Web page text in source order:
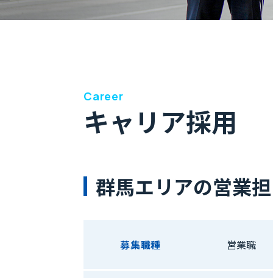
Career
キャリア採用
群馬エリアの営業
募集職種 営業職